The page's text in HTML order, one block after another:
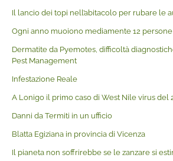
Il lancio dei topi nell’abitacolo per rubare le
Ogni anno muoiono mediamente 12
Dermatite da Pyemotes, difficoltà
Pest Management
Infestazione Reale
A Lonigo il primo caso di West Nile virus del
Danni da Termiti in un ufficio
Blatta Egiziana in provincia di Vicenza
Il pianeta non soffrirebbe se le zanzare si